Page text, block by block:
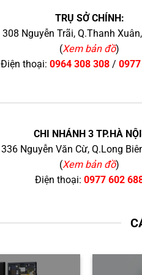
TRỤ SỞ CHÍNH:
308 Nguyễn Trãi, Q.Thanh
(Xem bản đồ)
Điện thoại: 0964 308 308/
CHI NHÁNH 3 TP.HÀ
336 Nguyễn Văn Cừ, Q.Long
(Xem bản đồ)
Điện thoại: 0977 602